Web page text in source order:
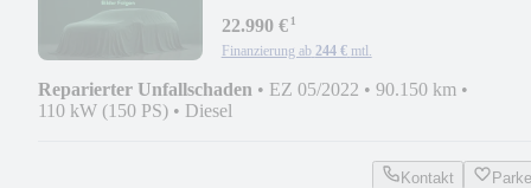
22.990 €¹
Finanzierung ab 244 € mtl.
Reparierter Unfallschaden • EZ 05/2022 • 90.150 km •
110 kW (150 PS) • Diesel
Kontakt